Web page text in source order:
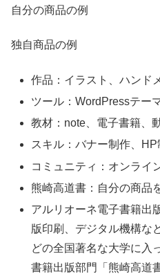
自分の商品の例
独自商品の例
作品：イラスト、ハンド
ツール：WordPressテー
教材：note、電子書籍、
スキル：バナー制作、
コミュニティ：オンライ
熊崎高道書：自分の商品
アルリオーネ電子書籍出
版印刷、デジタル機構な
どの全国著名な大学に入
書籍出版部門「熊崎高道